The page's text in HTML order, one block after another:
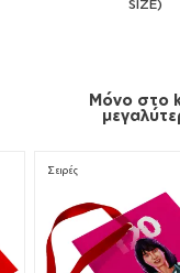
Μόνο στο
Σειρές